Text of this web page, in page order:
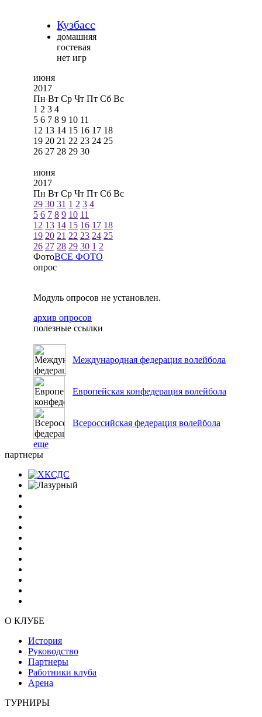
Кузбасс
домашняя
гостевая
нет игр
июня
2017
Пн Вт Ср Чт Пт Сб Вс
1 2 3 4
5 6 7 8 9 10 11
12 13 14 15 16 17 18
19 20 21 22 23 24 25
26 27 28 29 30
июня
2017
Пн Вт Ср Чт Пт Сб Вс
29 30 31 1 2 3 4
5 6 7 8 9 10 11
12 13 14 15 16 17 18
19 20 21 22 23 24 25
26 27 28 29 30 1 2
ФотоВСЕ ФОТО
опрос
Модуль опросов не установлен.
архив опросов
полезные ссылки
Международная федерация волейбола
Европейская конфедерация волейбола
Всероссийская федерация волейбола
еще
партнеры
О КЛУБЕ
История
Руководство
Партнеры
Работники клуба
Арена
ТУРНИРЫ